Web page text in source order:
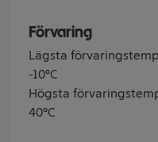
Förvaring
Lägsta
-10°C
Högsta
40°C